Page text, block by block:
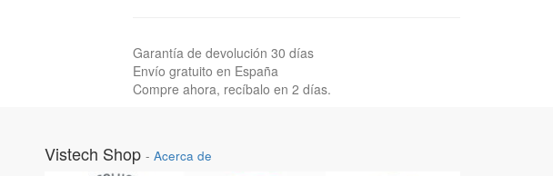
Garantía de devolución 30 días
Envío gratuito en España
Compre ahora, recíbalo en 2 días.
Vistech Shop - Acerca de